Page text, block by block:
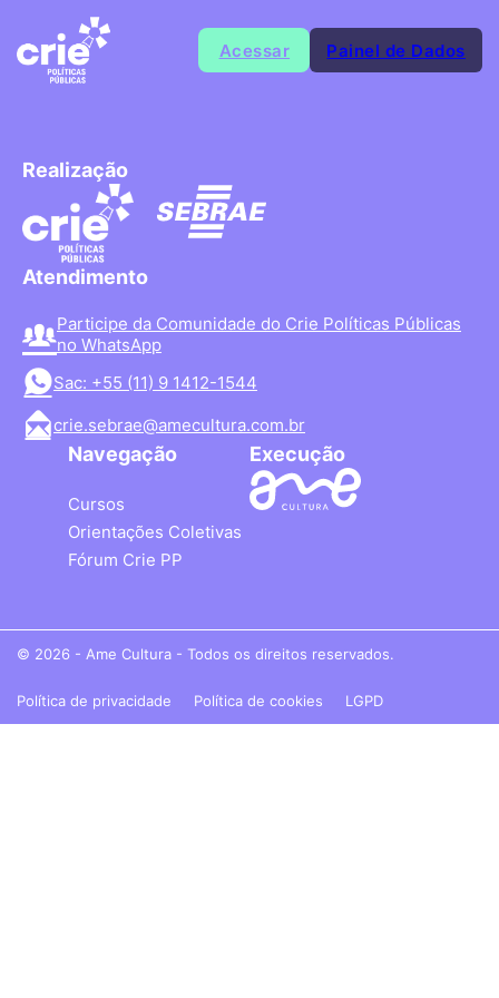
Acessar Painel de Dados
Realização
Atendimento
Participe da Comunidade do Crie Políticas Públicas
no WhatsApp
Sac: +55 (11) 9 1412-1544
crie.sebrae@amecultura.com.br
Navegação
Cursos
Orientações Coletivas
Fórum Crie PP
Execução
© 2026 - Ame Cultura - Todos os direitos reservados.
Política de privacidade Política de cookies LGPD